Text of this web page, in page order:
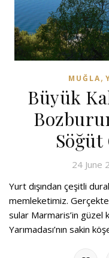
MUĞLA,
Büyük
Söğüt
24 June
Yurt dışından çeşitli
memleketimiz.
sular Marmaris’in güzel
Yarımadası’nın sakin